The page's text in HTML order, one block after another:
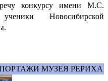
конкурсу имени М.С.
Новосибирской
МУЗЕЯ РЕРИХА